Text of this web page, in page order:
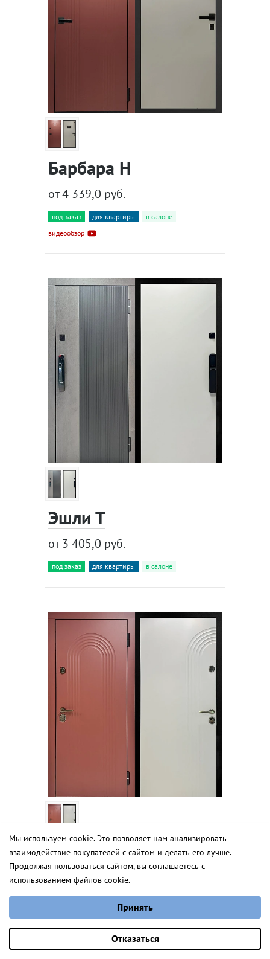
Этьен
от 3 251 руб.
Оставить заявку
Барбара Н
от 4 339,0 руб.
под заказ для квартиры
в салоне
видеообзор
Эшли Т
от 3 405,0 руб.
под заказ для квартиры в салоне
Барбара Т
от 2 060,0 руб.
видеообзор
Мы используем cookie. Это позволяет нам анализировать
взаимодействие покупателей с сайтом и делать его лучше.
Продолжая пользоваться сайтом, вы соглашаетесь с
использованием файлов cookie.
Выберите настройки cookie
Аналитические/Функциональные
Принять
Отказаться